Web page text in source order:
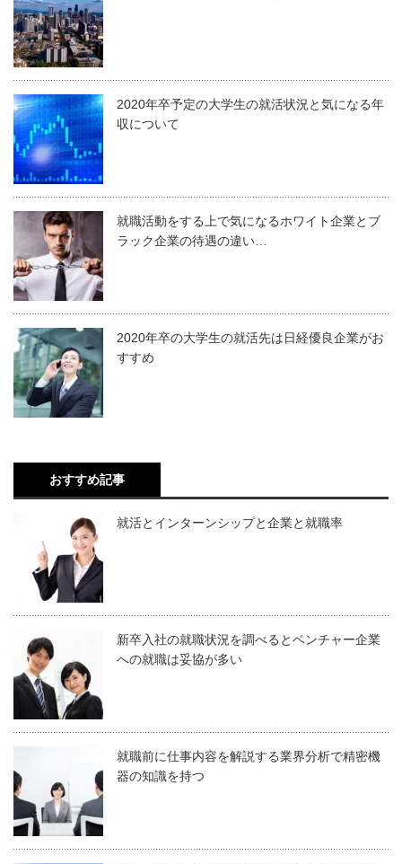
2020年卒予定の大学生の就活状況と気になる年
収について
就職活動をする上で気になるホワイト企業とブ
ラック企業の待遇の違い…
2020年卒の大学生の就活先は日経優良企業がお
すすめ
おすすめ記事
就活とインターンシップと企業と就職率
新卒入社の就職状況を調べるとベンチャー企業
への就職は妥協が多い
就職前に仕事内容を解説する業界分析で精密機
器の知識を持つ